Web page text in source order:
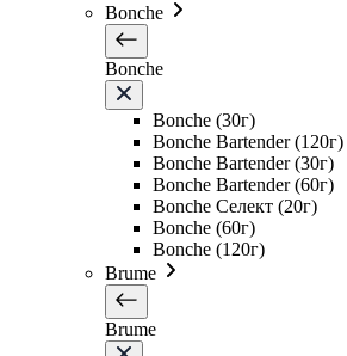
Bonche
Bonche
Bonche (30г)
Bonche Bartender (120г)
Bonche Bartender (30г)
Bonche Bartender (60г)
Bonche Селект (20г)
Bonche (60г)
Bonche (120г)
Brume
Brume